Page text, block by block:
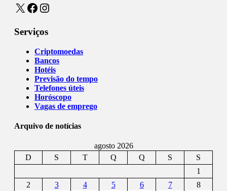
X Facebook
Instagram
Serviços
Criptomoedas
Bancos
Hotéis
Previsão do tempo
Telefones úteis
Horóscopo
Vagas de emprego
Arquivo de notícias
agosto 2026
D
S T Q Q S
S
1
2
3 4 5 6 7
8